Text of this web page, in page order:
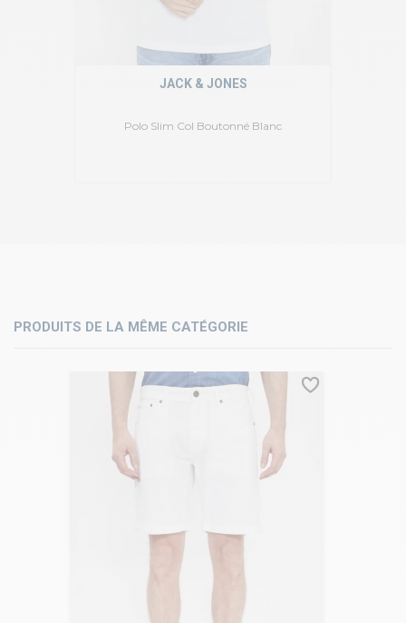
Polo Slim Col Boutonné Blanc
JACK & JONES
PRODUITS DE LA MÊME CATÉGORIE